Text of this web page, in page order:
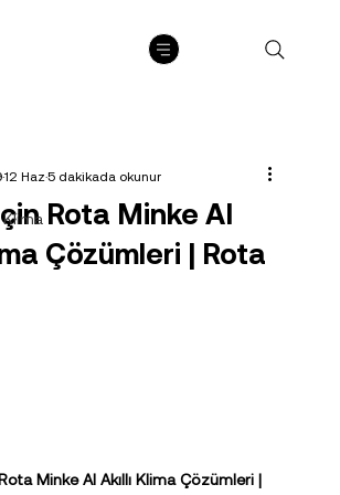
Rota Minke AI
Çözümleri | Rota
12 Haz5 dakikada okunur
Minke AI Akıllı Klima Çözümleri |